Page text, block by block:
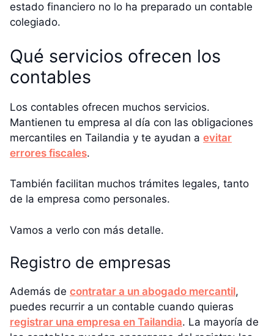
estado financiero no lo ha preparado un contable
colegiado.
Qué servicios ofrecen los
contables
Los contables ofrecen muchos servicios.
Mantienen tu empresa al día con las obligaciones
mercantiles en Tailandia y te ayudan a evitar
errores fiscales.
También facilitan muchos trámites legales, tanto
de la empresa como personales.
Vamos a verlo con más detalle.
Registro de empresas
Además de contratar a un abogado mercantil,
puedes recurrir a un contable cuando quieras
registrar una empresa en Tailandia. La mayoría de